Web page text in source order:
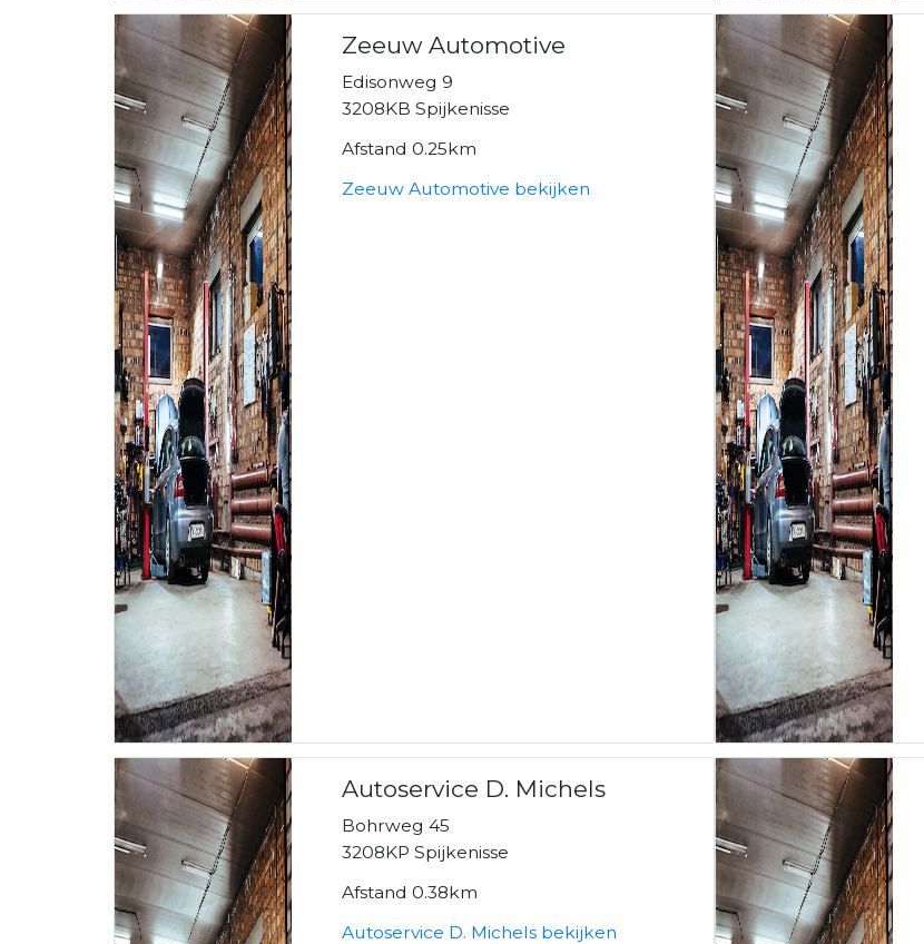
Zeeuw Automotive
Edisonweg 9
3208KB Spijkenisse
Afstand 0.25km
Zeeuw Automotive bekijken
Autoservice D. Michels
Bohrweg 45
3208KP Spijkenisse
Afstand 0.38km
Autoservice D. Michels bekijken